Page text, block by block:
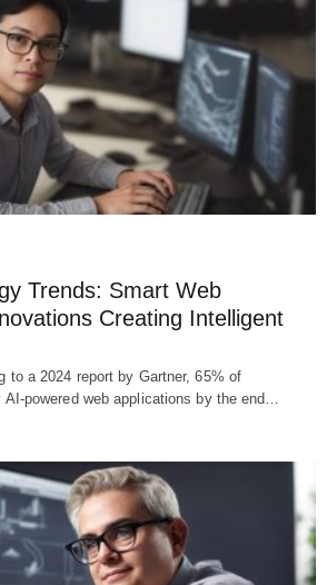
Trends: Smart Web
Creating Intelligent
to a 2024 report by Gartner, 65% of
powered web applications by the end…